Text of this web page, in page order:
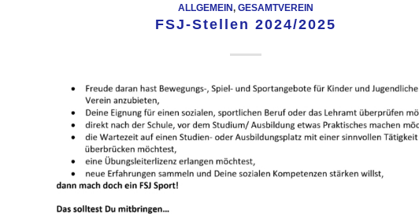
ALLGEMEIN, GESAMTVEREIN
FSJ-Stellen 2024/2025